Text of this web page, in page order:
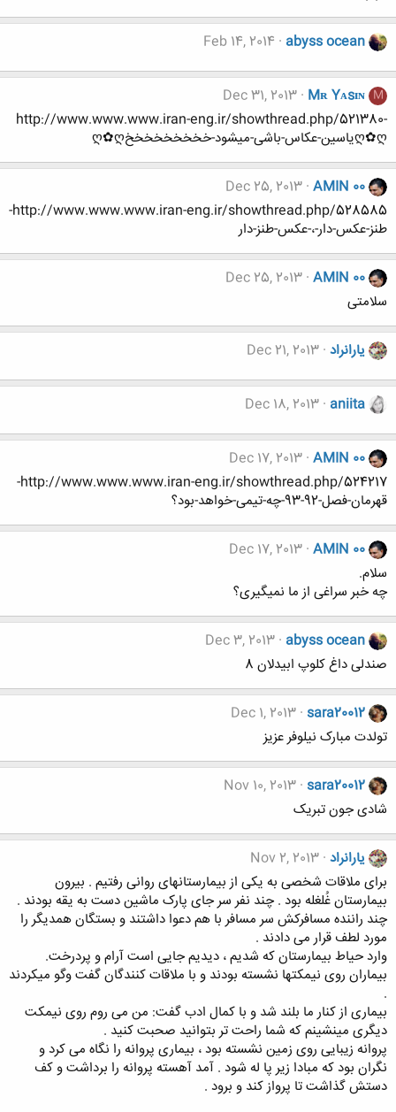
abyss ocean
Feb 14, 2014
M
Mʀ Yᴀsɪɴ
Dec 31, 2013
http://www.www.www.iran-eng.ir/showthread.php/521380-
ღ✿ღیاسین-عکاس-باشی-میشود-خخخخخخخخخღ✿ღ
AMIN 00
Dec 25, 2013
http://www.www.www.iran-eng.ir/showthread.php/528585-
طنز-عکس-دار-،-عکس-طنز-دار
AMIN 00
Dec 25, 2013
سلامتی
یارانراد Dec 21, 2013
aniita
Dec 18, 2013
AMIN 00
Dec 17, 2013
http://www.www.www.iran-eng.ir/showthread.php/524217-
قهرمان-فصل-92-93-چه-تیمی-خواهد-بود؟
AMIN 00
Dec 17, 2013
سلام.
چه خبر سراغی از ما نمیگیری؟
abyss ocean
Dec 3, 2013
صندلی داغ کلوپ ابیدلان 8
sara20012
Dec 1, 2013
تولدت مبارک نیلوفر عزیز
sara20012
Nov 10, 2013
شادی جون تبریک
یارانراد Nov 2, 2013
برای ملاقات شخصی به یکی از بیمارستانهای روانی رفتیم . بیرون
بیمارستان غُلغله بود . چند نفر سر جای پارک ماشین دست به یقه بودند .
چند راننده مسافرکش سر مسافر با هم دعوا داشتند و بستگان همدیگر را
مورد لطف قرار می دادند .
وارد حیاط بیمارستان که شدیم ، دیدیم جایی است آرام و پردرخت.
بیماران روی نیمکتها نشسته بودند و با ملاقات کنندگان گفت وگو میکردند
.
بیماری از کنار ما بلند شد و با کمال ادب گفت: من می روم روی نیمکت
دیگری مینشینم که شما راحت تر بتوانید صحبت کنید .
پروانه زیبایی روی زمین نشسته بود ، بیماری پروانه را نگاه می کرد و
نگران بود که مبادا زیر پا له شود . آمد آهسته پروانه را برداشت و کف
دستش گذاشت تا پرواز کند و برود .